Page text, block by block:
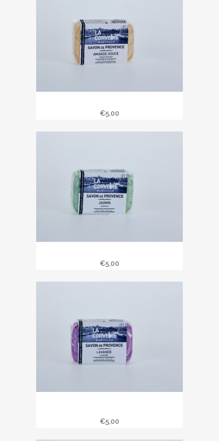
€5,00
€5,00
€5,00